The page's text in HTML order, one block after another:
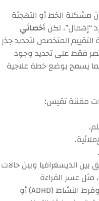
مشكلة الخط أو التهجئة
“إهمال”، لكن أخصائي
المتخصص لتحديد جذر
فقط على تحديد وجود
يسمح بوضع خطة علاجية
مقننة تقيس:
بين الديسغرافيا وبين حالات
عسر القراءة
(الديسلكسيا) أو اضطراب نقص الانتباه وفرط النشاط (ADHD) أو